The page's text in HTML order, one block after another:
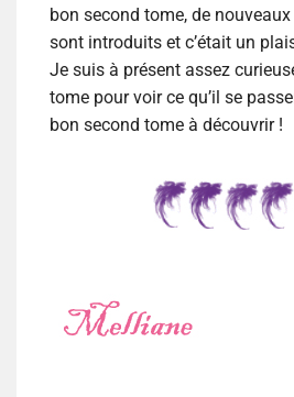
bon second tome, de
sont introduits et c’était un
Je suis à présent assez
tome pour voir ce qu’il se
bon second tome à découvrir !